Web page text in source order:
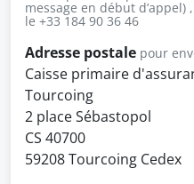
message en début d’appel)
le +33 184 90 36 46
Adresse postale pour
Caisse primaire
Tourcoing
2 place Sébastopol
CS 40700
59208 Tourcoing Cedex